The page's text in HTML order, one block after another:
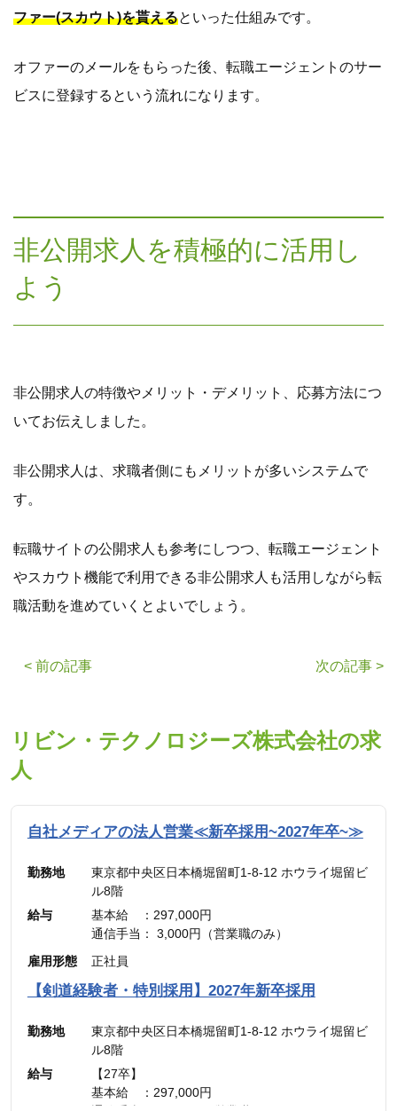
ファー(スカウト)を貰えるといった仕組みです。
オファーのメールをもらった後、転職エージェントのサー
ビスに登録するという流れになります。
非公開求人を積極的に活用し
よう
非公開求人の特徴やメリット・デメリット、応募方法につ
いてお伝えしました。
非公開求人は、求職者側にもメリットが多いシステムで
す。
転職サイトの公開求人も参考にしつつ、転職エージェント
やスカウト機能で利用できる非公開求人も活用しながら転
職活動を進めていくとよいでしょう。
< 前の記事 次の記事 >
リビン・テクノロジーズ株式会社の求
人
自社メディアの法人営業≪新卒採用~2027年卒~≫
勤務地
東京都中央区日本橋堀留町1-8-12 ホウライ堀留ビ
ル8階
給与
基本給 ：297,000円
通信手当： 3,000円（営業職のみ）
———————————
合計 ：300,000円 ＋ インセンティブ
※45時間分の見込み残業代(77,700円)を含む
雇用形態 正社員
【剣道経験者・特別採用】2027年新卒採用
勤務地
東京都中央区日本橋堀留町1-8-12 ホウライ堀留ビ
ル8階
給与
【27卒】
基本給 ：297,000円